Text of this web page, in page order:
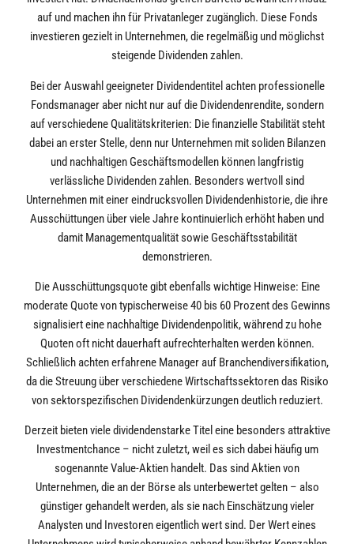
auf und machen ihn für Privatanleger zugänglich. Diese Fonds
investieren gezielt in Unternehmen, die regelmäßig und möglichst
steigende Dividenden zahlen.
Bei der Auswahl geeigneter Dividendentitel achten professionelle
Fondsmanager aber nicht nur auf die Dividendenrendite, sondern
auf verschiedene Qualitätskriterien: Die finanzielle Stabilität steht
dabei an erster Stelle, denn nur Unternehmen mit soliden Bilanzen
und nachhaltigen Geschäftsmodellen können langfristig
verlässliche Dividenden zahlen. Besonders wertvoll sind
Unternehmen mit einer eindrucksvollen Dividendenhistorie, die ihre
Ausschüttungen über viele Jahre kontinuierlich erhöht haben und
damit Managementqualität sowie Geschäftsstabilität
demonstrieren.
Die Ausschüttungsquote gibt ebenfalls wichtige Hinweise: Eine
moderate Quote von typischerweise 40 bis 60 Prozent des Gewinns
signalisiert eine nachhaltige Dividendenpolitik, während zu hohe
Quoten oft nicht dauerhaft aufrechterhalten werden können.
Schließlich achten erfahrene Manager auf Branchendiversifikation,
da die Streuung über verschiedene Wirtschaftssektoren das Risiko
von sektorspezifischen Dividendenkürzungen deutlich reduziert.
Derzeit bieten viele dividendenstarke Titel eine besonders attraktive
Investmentchance – nicht zuletzt, weil es sich dabei häufig um
sogenannte Value-Aktien handelt. Das sind Aktien von
Unternehmen, die an der Börse als unterbewertet gelten – also
günstiger gehandelt werden, als sie nach Einschätzung vieler
Analysten und Investoren eigentlich wert sind. Der Wert eines